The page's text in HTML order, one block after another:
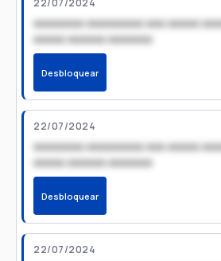
22/07/2024
xxxxxxxx xxxxxxxxx xxx xxxxx
xxxxx xxxxxx xxxxxxx
Desbloquear
22/07/2024
xxxxxxxx xxxxxxxxx xxx xxxxx
xxxxx xxxxxx xxxxxxx
Desbloquear
22/07/2024